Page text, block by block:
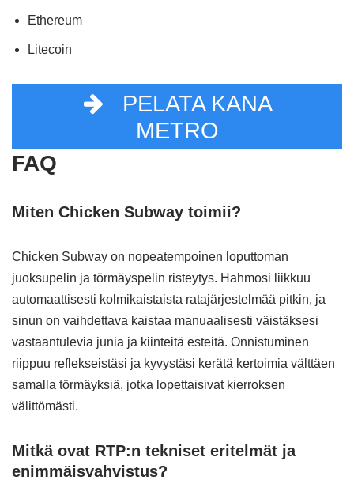
Ethereum
Litecoin
PELATA KANA
METRO
FAQ
Miten Chicken Subway toimii?
Chicken Subway on nopeatempoinen loputtoman
juoksupelin ja törmäyspelin risteytys. Hahmosi liikkuu
automaattisesti kolmikaistaista ratajärjestelmää pitkin, ja
sinun on vaihdettava kaistaa manuaalisesti väistäksesi
vastaantulevia junia ja kiinteitä esteitä. Onnistuminen
riippuu reflekseistäsi ja kyvystäsi kerätä kertoimia välttäen
samalla törmäyksiä, jotka lopettaisivat kierroksen
välittömästi.
Mitkä ovat RTP:n tekniset eritelmät ja
enimmäisvahvistus?